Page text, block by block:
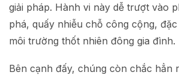
giải pháp. Hành vi này dễ trượt vào
phá, quấy nhiễu chỗ công cộng,
môi trường thốt nhiên đông gia đình.
Bên cạnh đấy, chúng còn chắc hẳn